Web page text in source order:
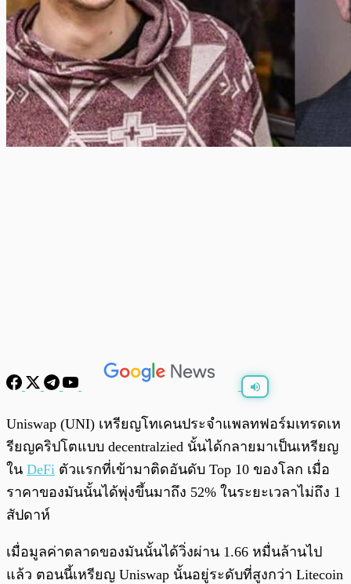
0:00/
Uniswap (UNI) เหรียญโทเคนประจำแพลทฟอร์มเทรดเห
รียญคริปโตแบบ decentralzied นั้นได้กลายมาเป็นเหรียญ
ใน DeFi ตัวแรกที่เข้ามาติดอันดับ Top 10 ของโลก เมื่อ
ราคาของมันนั้นได้พุ่งขึ้นมาถึง 52% ในระยะเวลาไม่ถึง 1
สัปดาห์
เมื่อมูลค่าตลาดของมันนั้นได้วิ่งผ่าน 1.66 หมื่นล้านไป
แล้ว ตอนนี้เหรียญ Uniswap นั้นอยู่ระดับที่สูงกว่า Litecoin